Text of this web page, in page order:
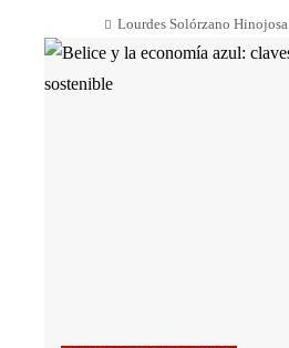
Lourdes Solórzano Hinojosa